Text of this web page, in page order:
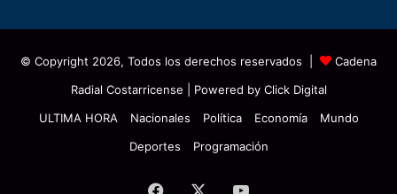
© Copyright 2026, Todos los derechos reservados |
Cadena
Radial Costarricense | Powered by Click Digital
ULTIMA HORA
Nacionales Política Economía
Mundo
Deportes
Programación
Facebook YouTube